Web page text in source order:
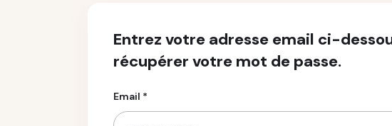
Entrez votre adresse email ci-
récupérer votre mot de passe.
Email *